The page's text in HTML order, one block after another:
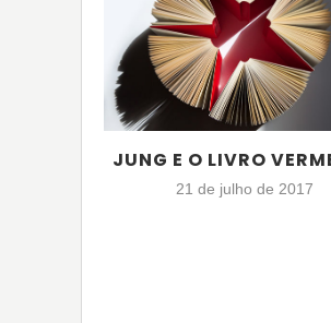
JUNG E O LIVRO
21 de julho de 2017